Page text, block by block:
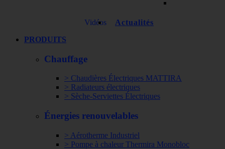
Vidéos
Actualités
PRODUITS
Chauffage
> Chaudières Électriques MATTIRA
> Radiateurs électriques
> Sèche-Serviettes Électriques
Énergies renouvelables
> Aérotherme Industriel
> Pompe à chaleur Thermira Monobloc